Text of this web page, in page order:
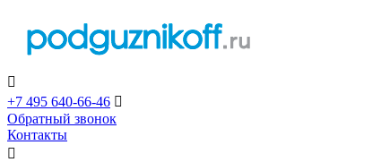

+7 495 640-66-46 
Обратный звонок
Контакты
